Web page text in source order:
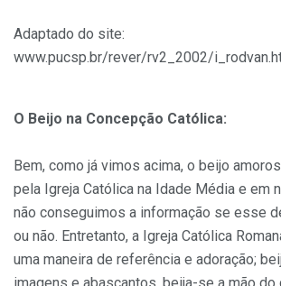
Adaptado do site:
www.pucsp.br/rever/rv2_2002/
O Beijo na Concepção Católica:
Bem, como já vimos acima, o beijo
pela Igreja Católica na Idade Média e em
não conseguimos a informação se esse
ou não. Entretanto, a Igreja Católica
uma maneira de referência e adoração;
imagens e abascantos, beija-se a mão do